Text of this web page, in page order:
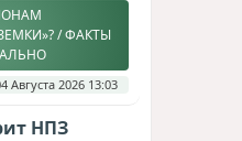
/ ФАКТЫ
Августа 2026 13:03
НПЗ